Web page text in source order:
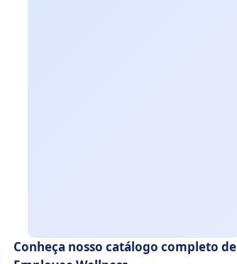
Conheça nosso catálogo completo de